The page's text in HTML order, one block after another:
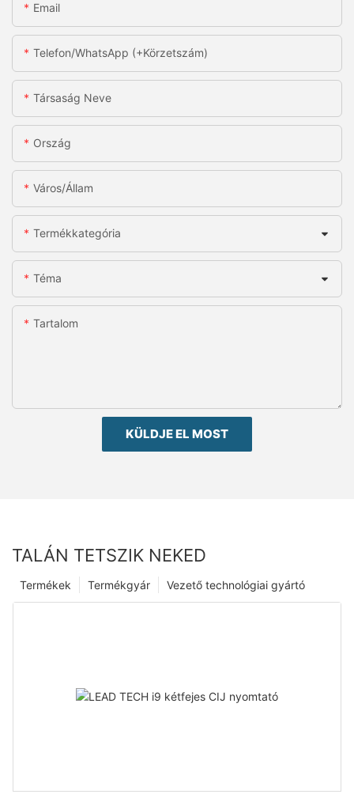
Email
Telefon/WhatsApp (+körzetszám)
Társaság Neve
Ország
Város/állam
Termékkategória
Téma
Tartalom
KÜLDJE EL MOST
TALÁN TETSZIK NEKED
Vezető technológiai gyártó
Termékgyár
Termékek